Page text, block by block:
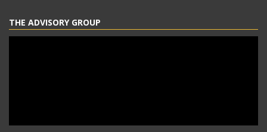
THE ADVISORY GROUP